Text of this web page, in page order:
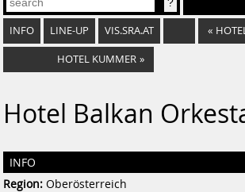
INFO LINE-UP VIS.SRA.AT «
HOTEL KUMMER »
Hotel Balkan
INFO
Region: Oberösterreich